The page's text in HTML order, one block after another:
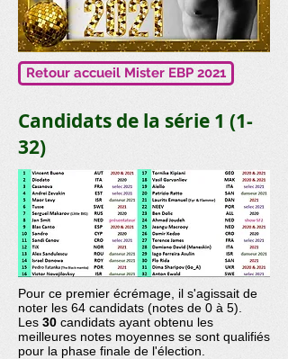
Retour accueil Mister EBP 2021
Candidats de la série 1 (1-
32)
Pour ce premier écrémage, il s'agissait de
noter les 64 candidats (notes de 0 à 5).
Les 30 candidats ayant obtenu les
meilleures notes moyennes se sont qualifiés
pour la phase finale de l'élection.